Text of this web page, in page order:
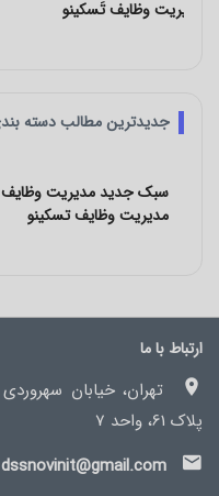
جدیدترین مطالب دسته
چالش‌
ارتباط با ما
تهران، خیابان
پلاک 61، واحد 7
dssnovinit@gmail.com